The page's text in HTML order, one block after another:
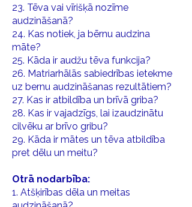
23. Tēva vai vīrišķā nozīme
audzināšanā?
24. Kas notiek, ja bērnu audzina
māte?
25. Kāda ir audžu tēva funkcija?
26. Matriarhālās sabiedrības ietekme
uz bernu audzināšanas rezultātiem?
27. Kas ir atbildība un brīvā griba?
28. Kas ir vajadzīgs, lai izaudzinātu
cilvēku ar brīvo gribu?
29. Kāda ir mātes un tēva atbildība
pret dēlu un meitu?
Otrā nodarbība:
1. Atšķirības dēla un meitas